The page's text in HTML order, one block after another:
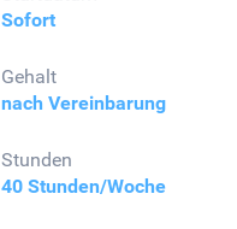
Sofort
Gehalt
nach Vereinbarung
Stunden
40 Stunden/Woche